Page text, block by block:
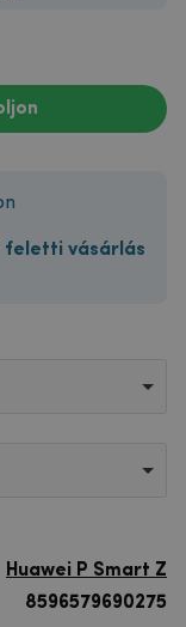
feletti vásárlás
Huawei P Smart Z
8596579690275